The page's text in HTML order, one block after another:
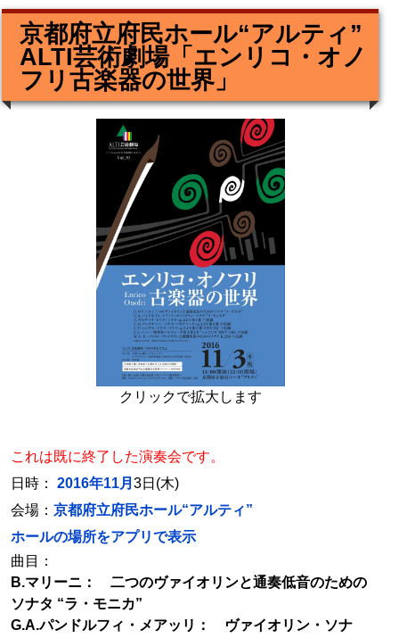
京都府立府民ホール“アルティ”
ALTI芸術劇場「エンリコ・オノ
フリ古楽器の世界」
クリックで拡大します
これは既に終了した演奏会です。
日時： 2016年11月 3日(木)
会場： 京都府立府民ホール“アルティ”
ホールの場所をアプリで表示
曲目：
B.マリーニ： 二つのヴァイオリンと通奏低音のための
ソナタ “ラ・モニカ”
G.A.パンドルフィ・メアッリ： ヴァイオリン・ソナ